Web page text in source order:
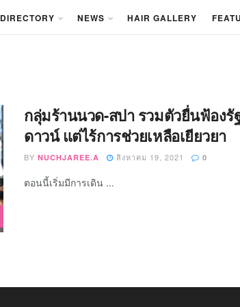
DIRECTORY NEWS HAIR GALLERY
กลุ่มร้านนวด-สปา รวมตัวยื่นฟ้องรั
ดาวน์ แต่ไร้การช่วยเหลือเยียวยา
BY NUCHJAREE.A สิงหาคม 19, 2021 0
ตอนนี้เริ่มมีการเดิน ...